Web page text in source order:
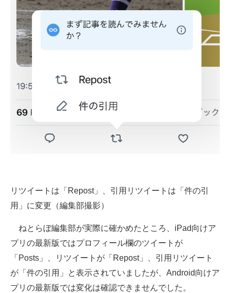
リツイートは「Repost」、引用リツイートは「件の引
用」に変更（編集部撮影）
ねとらぼ編集部が実際に確かめたところ、iPad向けア
プリの最新版ではプロフィール欄のツイートが
「Posts」、リツイートが「Repost」、引用リツイート
が「件の引用」と表示されていましたが、Android向けア
プリの最新版では変化は確認できませんでした。